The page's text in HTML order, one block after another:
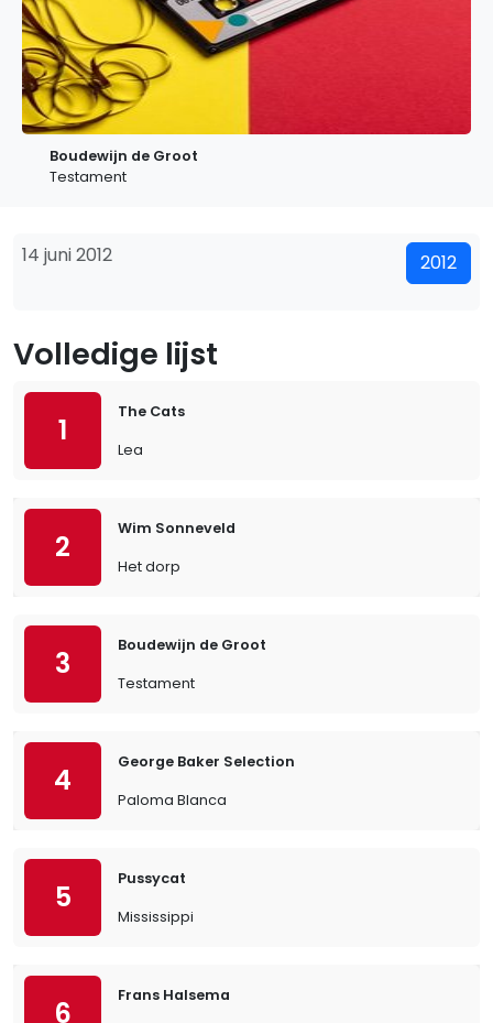
Boudewijn de Groot
Testament
14 juni 2012 2012
Volledige lijst
1
The Cats
Lea
2
Wim Sonneveld
Het dorp
3
Boudewijn de Groot
Testament
4
George Baker Selection
Paloma Blanca
5
Pussycat
Mississippi
6
Frans Halsema